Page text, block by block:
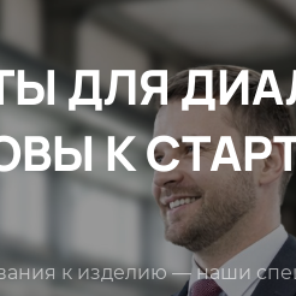
ДЛЯ
К
к изделию — наши